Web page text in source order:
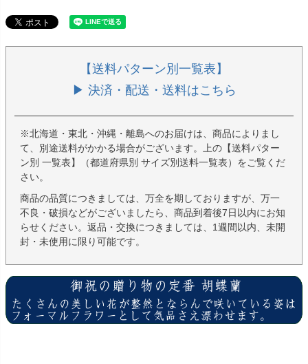
【送料パターン別一覧表】
▶ 決済・配送・送料はこちら
※北海道・東北・沖縄・離島へのお届けは、商品によりまし
て、別途送料がかかる場合がございます。上の【送料パター
ン別 一覧表】（都道府県別 サイズ別送料一覧表）をご覧くだ
さい。
商品の品質につきましては、万全を期しておりますが、万一
不良・破損などがございましたら、商品到着後7日以内にお知
らせください。返品・交換につきましては、1週間以内、未開
封・未使用に限り可能です。